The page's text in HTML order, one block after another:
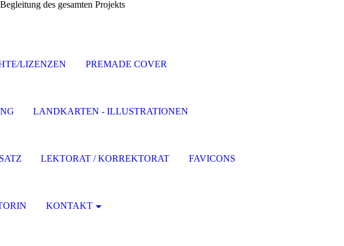
des gesamten Projekts
LIZENZEN PREMADE COVER
LANDKARTEN - ILLUSTRATIONEN
LEKTORAT / KORREKTORAT FAVICONS
KONTAKT